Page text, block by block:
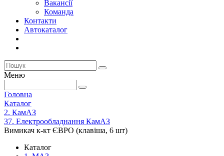
Вакансії
Команда
Контакти
Автокаталог
Меню
Головна
Каталог
2. КамАЗ
37. Електрообладнання КамАЗ
Вимикач к-кт ЄВРО (клавіша, 6 шт)
Каталог